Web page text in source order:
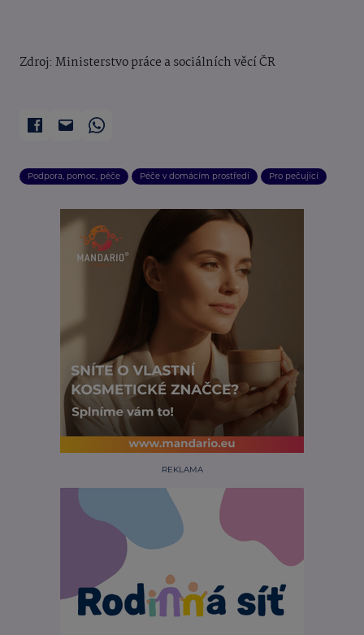
Zdroj: Ministerstvo práce a sociálních věcí ČR
Podpora, pomoc, péče Péče v domácím prostředí Pro pečující
REKLAMA